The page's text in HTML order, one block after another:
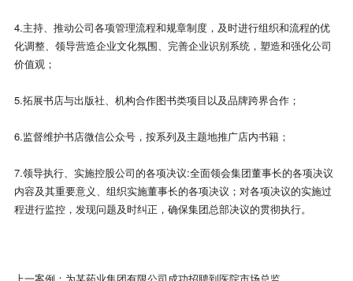
4.主持、推动公司各项管理流程和规章制度，及时进行组织和流程的优
化调整、领导营造企业文化氛围、完善企业识别系统，塑造和强化公司
价值观；
5.拓展书店与出版社、机构合作图书类项目以及品牌跨界合作；
6.监督维护书店微信公众号，按系列及主题地推广店内书籍；
7.领导执行、实施控股公司的各项决议:全面领会集团董事长的各项决议
内容及其重要意义、组织实施董事长的各项决议；对各项决议的实施过
程进行监控，发现问题及时纠正，确保集团总部决议的贯彻执行。